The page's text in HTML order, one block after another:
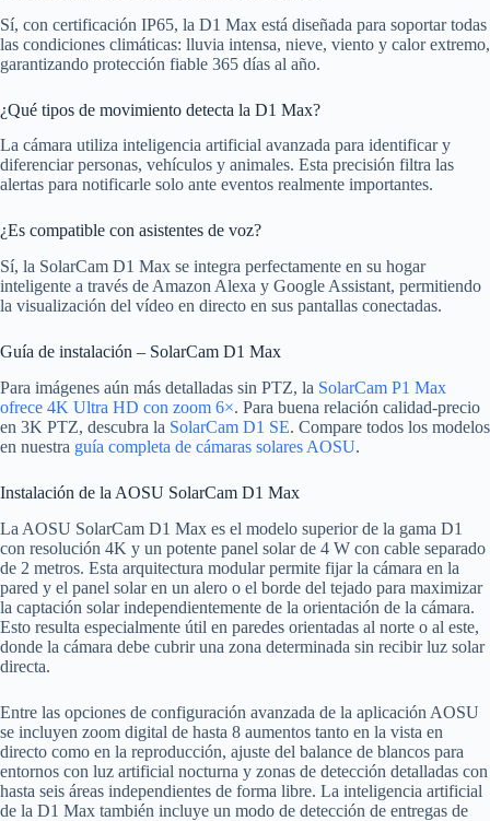
Sí, con certificación IP65, la D1 Max está diseñada para soportar todas
las condiciones climáticas: lluvia intensa, nieve, viento y calor extremo,
garantizando protección fiable 365 días al año.
¿Qué tipos de movimiento detecta la D1 Max?
La cámara utiliza inteligencia artificial avanzada para identificar y
diferenciar personas, vehículos y animales. Esta precisión filtra las
alertas para notificarle solo ante eventos realmente importantes.
¿Es compatible con asistentes de voz?
Sí, la SolarCam D1 Max se integra perfectamente en su hogar
inteligente a través de Amazon Alexa y Google Assistant, permitiendo
la visualización del vídeo en directo en sus pantallas conectadas.
Guía de instalación – SolarCam D1 Max
Para imágenes aún más detalladas sin PTZ, la SolarCam P1 Max
ofrece 4K Ultra HD con zoom 6×. Para buena relación calidad-precio
en 3K PTZ, descubra la SolarCam D1 SE. Compare todos los modelos
en nuestra guía completa de cámaras solares AOSU.
Instalación de la AOSU SolarCam D1 Max
La AOSU SolarCam D1 Max es el modelo superior de la gama D1
con resolución 4K y un potente panel solar de 4 W con cable separado
de 2 metros. Esta arquitectura modular permite fijar la cámara en la
pared y el panel solar en un alero o el borde del tejado para maximizar
la captación solar independientemente de la orientación de la cámara.
Esto resulta especialmente útil en paredes orientadas al norte o al este,
donde la cámara debe cubrir una zona determinada sin recibir luz solar
directa.
Entre las opciones de configuración avanzada de la aplicación AOSU
se incluyen zoom digital de hasta 8 aumentos tanto en la vista en
directo como en la reproducción, ajuste del balance de blancos para
entornos con luz artificial nocturna y zonas de detección detalladas con
hasta seis áreas independientes de forma libre. La inteligencia artificial
de la D1 Max también incluye un modo de detección de entregas de